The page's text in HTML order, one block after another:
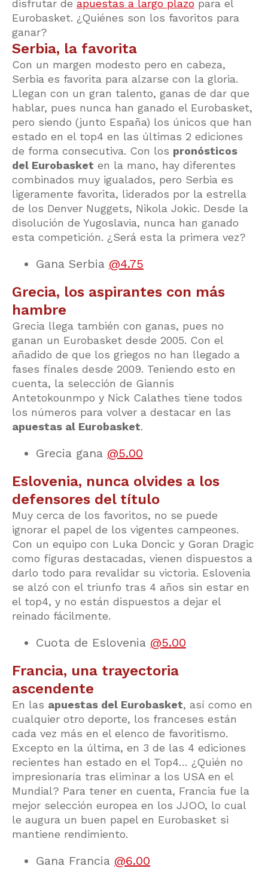
disfrutar de apuestas a largo plazo para el
Eurobasket. ¿Quiénes son los favoritos para
ganar?
Serbia, la favorita
Con un margen modesto pero en cabeza,
Serbia es favorita para alzarse con la gloria.
Llegan con un gran talento, ganas de dar que
hablar, pues nunca han ganado el Eurobasket,
pero siendo (junto España) los únicos que han
estado en el top4 en las últimas 2 ediciones
de forma consecutiva. Con los pronósticos
del Eurobasket en la mano, hay diferentes
combinados muy igualados, pero Serbia es
ligeramente favorita, liderados por la estrella
de los Denver Nuggets, Nikola Jokic. Desde la
disolución de Yugoslavia, nunca han ganado
esta competición. ¿Será esta la primera vez?
Gana Serbia @4.75
Grecia, los aspirantes con más
hambre
Grecia llega también con ganas, pues no
ganan un Eurobasket desde 2005. Con el
añadido de que los griegos no han llegado a
fases finales desde 2009. Teniendo esto en
cuenta, la selección de Giannis
Antetokounmpo y Nick Calathes tiene todos
los números para volver a destacar en las
apuestas al Eurobasket.
Grecia gana @5.00
Eslovenia, nunca olvides a los
defensores del título
Muy cerca de los favoritos, no se puede
ignorar el papel de los vigentes campeones.
Con un equipo con Luka Doncic y Goran Dragic
como figuras destacadas, vienen dispuestos a
darlo todo para revalidar su victoria. Eslovenia
se alzó con el triunfo tras 4 años sin estar en
el top4, y no están dispuestos a dejar el
reinado fácilmente.
Cuota de Eslovenia @5.00
Francia, una trayectoria
ascendente
En las apuestas del Eurobasket, así como en
cualquier otro deporte, los franceses están
cada vez más en el elenco de favoritismo.
Excepto en la última, en 3 de las 4 ediciones
recientes han estado en el Top4… ¿Quién no
impresionaría tras eliminar a los USA en el
Mundial? Para tener en cuenta, Francia fue la
mejor selección europea en los JJOO, lo cual
le augura un buen papel en Eurobasket si
mantiene rendimiento.
Gana Francia @6.00